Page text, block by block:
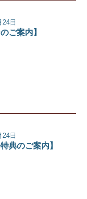
24日
ご案内】
24日
典のご案内】